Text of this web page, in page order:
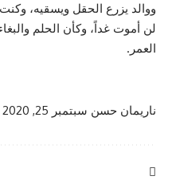
ووالد يزرع الحقل ويسقيه،
لن أموت غداً، وكأن الحلم
العمر.
ناريمان حسن سبتمبر 25, 2020